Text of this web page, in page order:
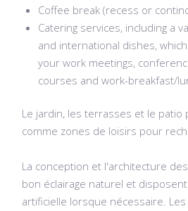
Coffee break (recess or
Catering services, including a
and international dishes,
your work meetings,
courses and work-breakfast/
Le jardin, les terrasses et le
comme zones de loisirs pour
La conception et l'architecture
bon éclairage naturel et
artificielle lorsque nécessaire.